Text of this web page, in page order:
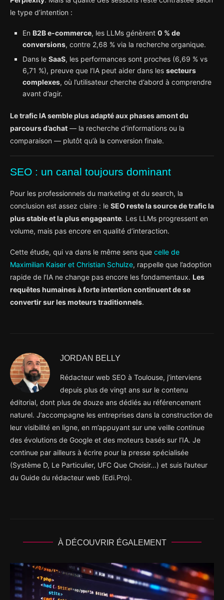
le type d’intention :
En B2B e-commerce, les LLMs génèrent 0 % de
conversions, contre 2,68 % via la recherche organique.
Dans le SaaS, les performances sont proches (6,69 % vs
6,71 %), preuve que l’IA peut aider dans les secteurs
complexes, où l’utilisateur cherche d’abord à comprendre
avant d’agir.
Le trafic IA semble plus adapté aux phases amont du
parcours d’achat — la recherche d’informations ou la
comparaison — plutôt qu’à la conversion finale.
SEO : un canal toujours dominant
Pour les professionnels du marketing et du search, la
conclusion est assez claire : le SEO reste la source de trafic la
plus stable et la plus engageante. Les LLMs progressent en
volume, mais pas encore en qualité d’interaction.
Cette étude, qui va dans le même sens que celle de
Maximilian Kaiser et Christian Schulze, rappelle que l’adoption
rapide de l’IA ne change pas encore les fondamentaux. Les
requêtes humaines à forte intention continuent de se
convertir sur les moteurs traditionnels.
JORDAN BELLY
Rédacteur web SEO à Toulouse, j’interviens
depuis plus de vingt ans sur le contenu
éditorial, dont plus de douze ans dédiés au référencement
naturel. J’accompagne les entreprises dans la construction de
leur visibilité en ligne, en m’appuyant sur une veille continue
des évolutions de Google et des moteurs basés sur l’IA. Je
continue par ailleurs à écrire pour la presse spécialisée
(Système D, Le Particulier, UFC Que Choisir…) et suis l’auteur
du Guide du rédacteur web (Edi.Pro).
À DÉCOUVRIR ÉGALEMENT